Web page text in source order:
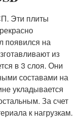
Эти плиты
появился на
из
в 3 слоя. Они
составами на
укладывается
За счет
к нагрузкам.